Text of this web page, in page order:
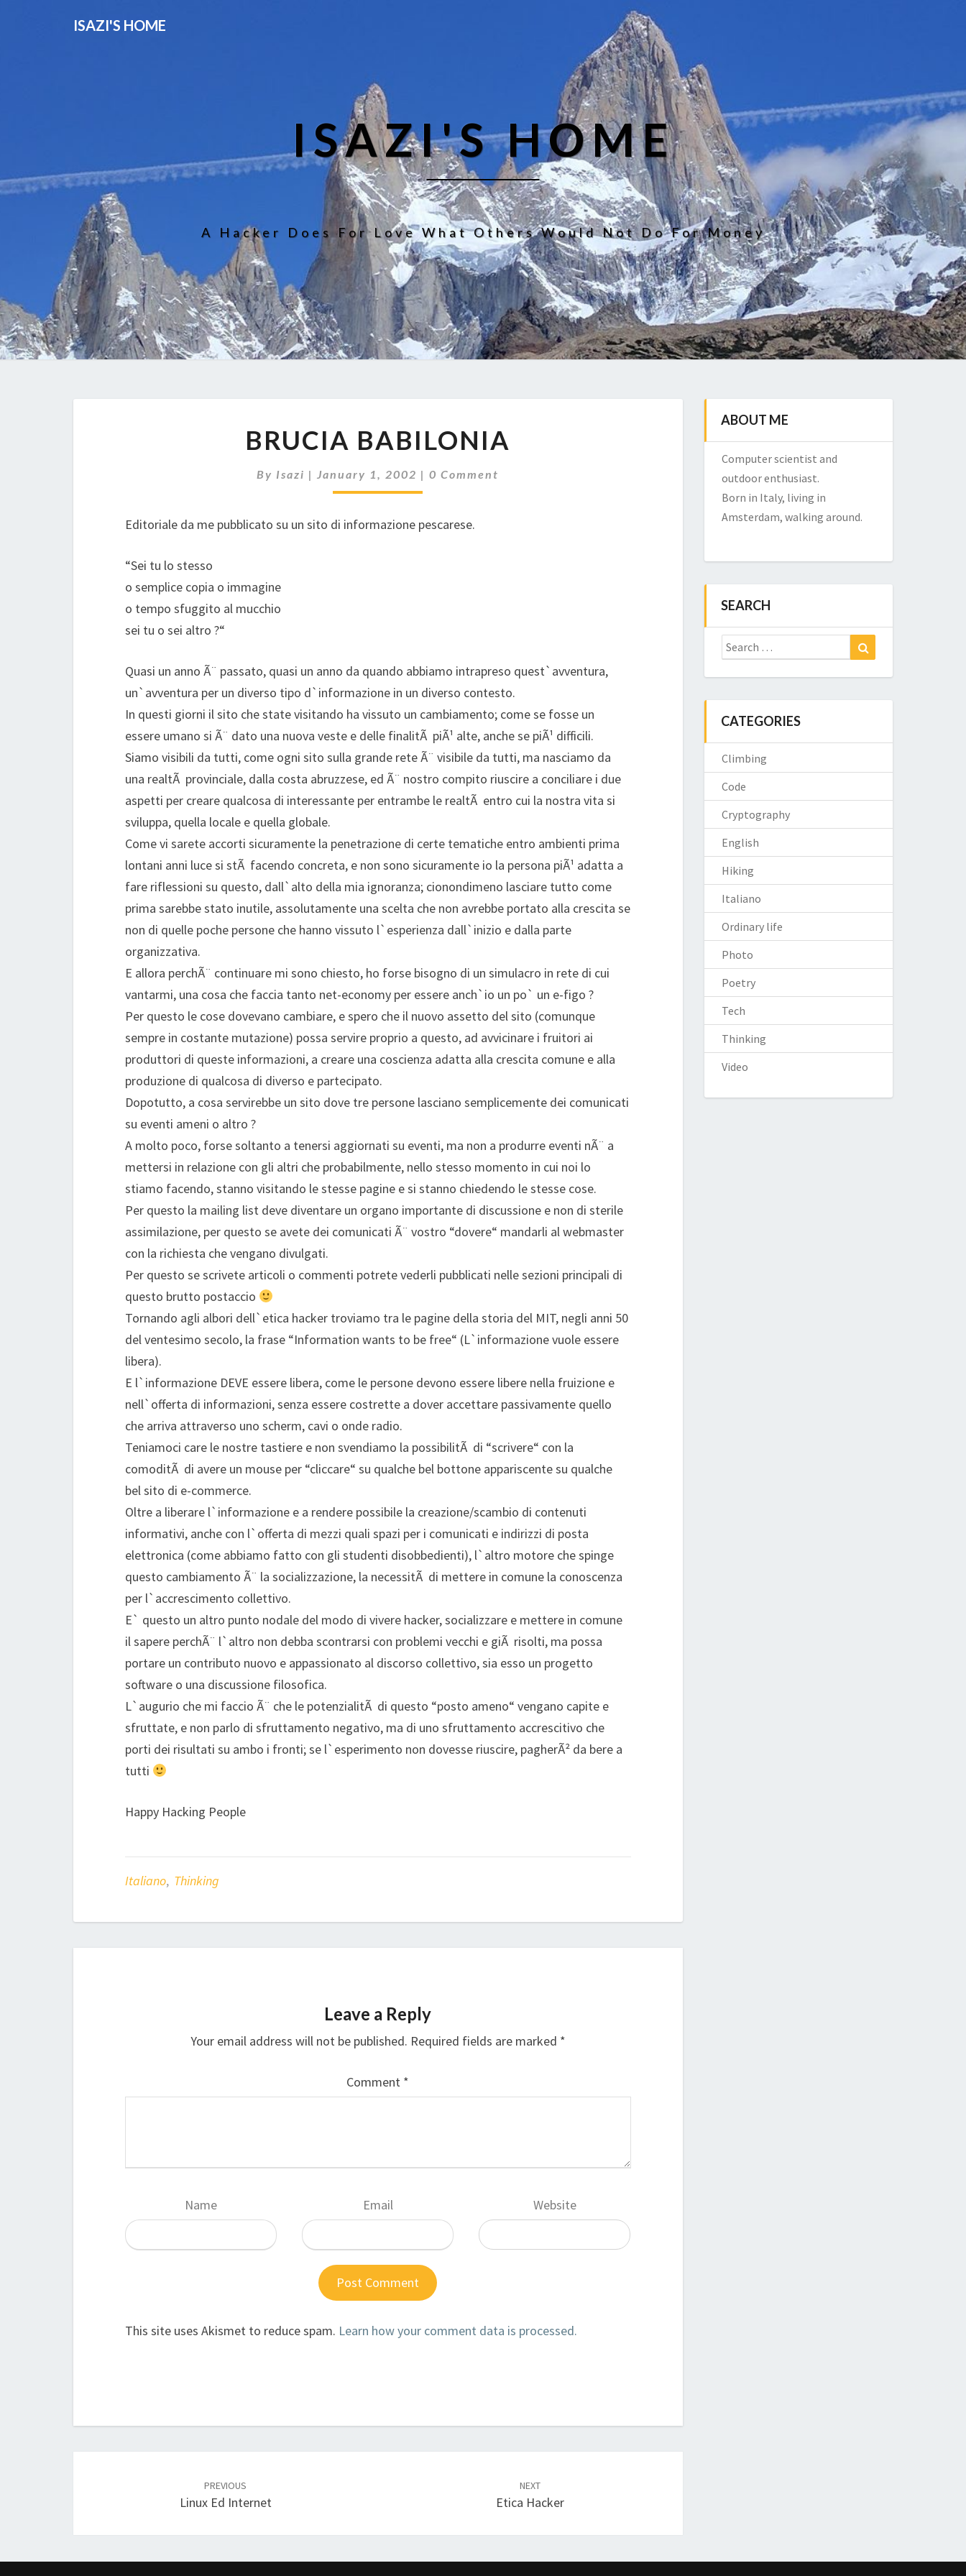
ISAZI'S HOME
ISAZI'S HOME
A Hacker Does For Love What Others Would Not Do For Money
BABILONIA
BRUCIA BABILONIA
By Isazi |January 1, 2002 |Comments
0 Comment
Editoriale da me pubblicato su un sito di informazione pescarese.
“Sei tu lo stesso
o semplice copia o immagine
o tempo sfuggito al mucchio
sei tu o sei altro ?“
Quasi un anno Ã¨ passato, quasi un anno da quando abbiamo intrapreso quest`avventura,
un`avventura per un diverso tipo d`informazione in un diverso contesto.
In questi giorni il sito che state visitando ha vissuto un cambiamento; come se fosse un
essere umano si Ã¨ dato una nuova veste e delle finalitÃ piÃ¹ alte, anche se piÃ¹ difficili.
Siamo visibili da tutti, come ogni sito sulla grande rete Ã¨ visibile da tutti, ma nasciamo da
una realtÃ provinciale, dalla costa abruzzese, ed Ã¨ nostro compito riuscire a conciliare i due
aspetti per creare qualcosa di interessante per entrambe le realtÃ entro cui la nostra vita si
sviluppa, quella locale e quella globale.
Come vi sarete accorti sicuramente la penetrazione di certe tematiche entro ambienti prima
lontani anni luce si stÃ facendo concreta, e non sono sicuramente io la persona piÃ¹ adatta a
fare riflessioni su questo, dall`alto della mia ignoranza; cionondimeno lasciare tutto come
prima sarebbe stato inutile, assolutamente una scelta che non avrebbe portato alla crescita se
non di quelle poche persone che hanno vissuto l`esperienza dall`inizio e dalla parte
organizzativa.
E allora perchÃ¨ continuare mi sono chiesto, ho forse bisogno di un simulacro in rete di cui
vantarmi, una cosa che faccia tanto net-economy per essere anch`io un po` un e-figo ?
Per questo le cose dovevano cambiare, e spero che il nuovo assetto del sito (comunque
sempre in costante mutazione) possa servire proprio a questo, ad avvicinare i fruitori ai
produttori di queste informazioni, a creare una coscienza adatta alla crescita comune e alla
produzione di qualcosa di diverso e partecipato.
Dopotutto, a cosa servirebbe un sito dove tre persone lasciano semplicemente dei comunicati
su eventi ameni o altro ?
A molto poco, forse soltanto a tenersi aggiornati su eventi, ma non a produrre eventi nÃ¨ a
mettersi in relazione con gli altri che probabilmente, nello stesso momento in cui noi lo
stiamo facendo, stanno visitando le stesse pagine e si stanno chiedendo le stesse cose.
Per questo la mailing list deve diventare un organo importante di discussione e non di sterile
assimilazione, per questo se avete dei comunicati Ã¨ vostro “dovere“ mandarli al webmaster
con la richiesta che vengano divulgati.
Per questo se scrivete articoli o commenti potrete vederli pubblicati nelle sezioni principali di
questo brutto postaccio
Tornando agli albori dell`etica hacker troviamo tra le pagine della storia del MIT, negli anni 50
del ventesimo secolo, la frase “Information wants to be free“ (L`informazione vuole essere
libera).
E l`informazione DEVE essere libera, come le persone devono essere libere nella fruizione e
nell`offerta di informazioni, senza essere costrette a dover accettare passivamente quello
che arriva attraverso uno scherm, cavi o onde radio.
Teniamoci care le nostre tastiere e non svendiamo la possibilitÃ di “scrivere“ con la
comoditÃ di avere un mouse per “cliccare“ su qualche bel bottone appariscente su qualche
bel sito di e-commerce.
Oltre a liberare l`informazione e a rendere possibile la creazione/scambio di contenuti
informativi, anche con l`offerta di mezzi quali spazi per i comunicati e indirizzi di posta
elettronica (come abbiamo fatto con gli studenti disobbedienti), l`altro motore che spinge
questo cambiamento Ã¨ la socializzazione, la necessitÃ di mettere in comune la conoscenza
per l`accrescimento collettivo.
E` questo un altro punto nodale del modo di vivere hacker, socializzare e mettere in comune
il sapere perchÃ¨ l`altro non debba scontrarsi con problemi vecchi e giÃ risolti, ma possa
portare un contributo nuovo e appassionato al discorso collettivo, sia esso un progetto
software o una discussione filosofica.
L`augurio che mi faccio Ã¨ che le potenzialitÃ di questo “posto ameno“ vengano capite e
sfruttate, e non parlo di sfruttamento negativo, ma di uno sfruttamento accrescitivo che
porti dei risultati su ambo i fronti; se l`esperimento non dovesse riuscire, pagherÃ² da bere a
tutti
Happy Hacking People
Italiano, Thinking
Leave a Reply
Your email address will not be published. Required fields are marked *
Comment *
Name Email Website
This site uses Akismet to reduce spam. Learn how your comment data is processed.
PREVIOUS
Linux Ed Internet
NEXT
Etica Hacker
ABOUT ME
Computer scientist and
outdoor enthusiast.
Born in Italy, living in
Amsterdam, walking around.
SEARCH
Search
for:
CATEGORIES
Climbing
Code
Cryptography
English
Hiking
Italiano
Ordinary life
Photo
Poetry
Tech
Thinking
Video